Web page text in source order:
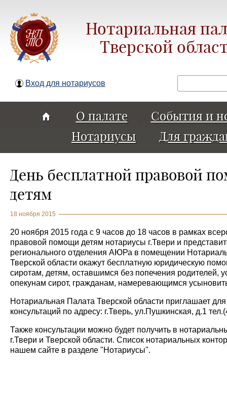
Нотариальная
Тверской
Вход для нотариусов
О палате
События и
Нотариусы
Для
День бесплатной правовой
детям
18 ноября 2015
20 ноября 2015 года с 9 часов до 18 часов в рамках
правовой помощи детям нотариусы г.Твери и
регионального отделения АЮРа в помещении
Тверской области окажут бесплатную юридическую
сиротам, детям, оставшимся без попечения родителей,
опекунам сирот, гражданам, намеревающимся
Нотариальная Палата Тверской области приглашает
консультаций по адресу: г.Тверь, ул.Пушкинская, д.1
Также консультации можно будет получить в
г.Твери и Тверской области. Список нотариальных
нашем сайте в разделе "Нотариусы".